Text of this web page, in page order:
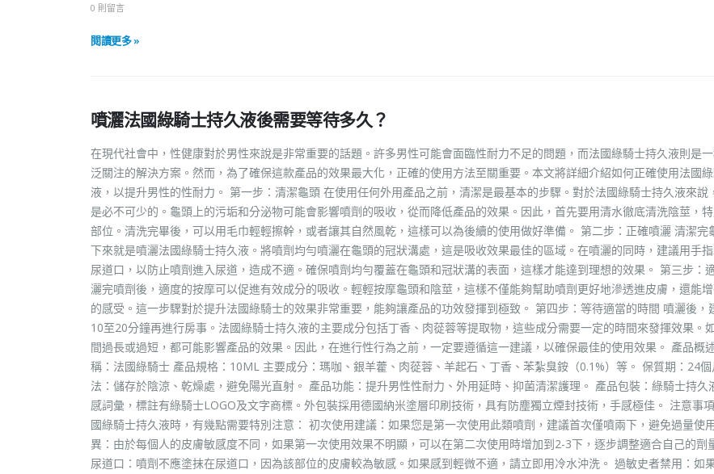
0 則留言
閱讀更多 »
噴灑法國綠騎士持久液後需要等待多久？
在現代社會中，性健康對於男性來說是非常重要的話題。許多男性可能會面臨性耐力不足的問題，而法國綠騎士持久液則是
泛關注的解決方案。然而，為了確保這款產品的效果最大化，正確的使用方法至關重要。本文將詳細介紹如何正確使用法國
液，以提升男性的性耐力。 第一步：清潔龜頭 在使用任何外用產品之前，清潔是最基本的步驟。對於法國綠騎士持久液來說
是必不可少的。龜頭上的污垢和分泌物可能會影響噴劑的吸收，從而降低產品的效果。因此，首先要用清水徹底清洗陰莖，
部位。清洗完畢後，可以用毛巾輕輕擦幹，或者讓其自然風乾，這樣可以為後續的使用做好準備。 第二步：正確噴灑 清潔完
下來就是噴灑法國綠騎士持久液。將噴劑均勻噴灑在龜頭的冠狀溝處，這是吸收效果最佳的區域。在噴灑的同時，建議用手
尿道口，以防止噴劑進入尿道，造成不適。確保噴劑均勻覆蓋在龜頭和冠狀溝的表面，這樣才能達到理想的效果。 第三步：
灑完噴劑後，適度的按摩可以促進有效成分的吸收。輕輕按摩龜頭和陰莖，這樣不僅能夠幫助噴劑更好地滲透進皮膚，還能
的感受。這一步驟對於提升法國綠騎士的效果非常重要，能夠讓產品的功效發揮到極致。 第四步：等待適當的時間 噴灑後，
10至20分鐘再進行房事。法國綠騎士持久液的主要成分包括丁香、肉蓯蓉等提取物，這些成分需要一定的時間來發揮效果。
間過長或過短，都可能影響產品的效果。因此，在進行性行為之前，一定要遵循這一建議，以確保最佳的使用效果。 產品概
稱：法國綠騎士 產品規格：10ML 主要成分：瑪咖、銀羊藿、肉蓯蓉、羊起石、丁香、苯紮臭銨（0.1%）等。 保質期：24
法：儲存於陰涼、乾燥處，避免陽光直射。 產品功能：提升男性性耐力、外用延時、抑菌清潔護理。 產品包裝：綠騎士持久
感詞彙，標註有綠騎士LOGO及文字商標。外包裝採用德國納米塗層印刷技術，具有防塵獨立煙封技術，手感極佳。 注意事
國綠騎士持久液時，有幾點需要特別注意： 初次使用建議：如果您是第一次使用此類噴劑，建議首次僅噴兩下，避免過量使
異：由於每個人的皮膚敏感度不同，如果第一次使用效果不明顯，可以在第二次使用時增加到2-3下，逐步調整適合自己的劑
尿道口：噴劑不應塗抹在尿道口，因為該部位的皮膚較為敏感。如果感到輕微不適，請立即用冷水沖洗。 過敏史者禁用：如